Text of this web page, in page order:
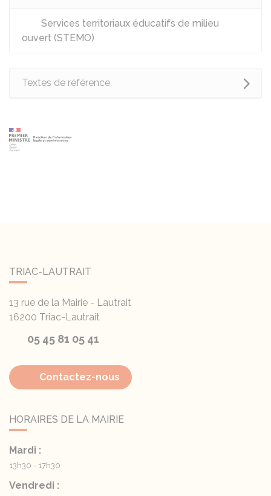
Services territoriaux éducatifs de milieu
ouvert (STEMO)
Textes de référence
TRIAC-LAUTRAIT
13 rue de la Mairie - Lautrait
16200 Triac-Lautrait
05 45 81 05 41
Contactez-nous
HORAIRES DE LA MAIRIE
Mardi :
13h30 - 17h30
Vendredi :